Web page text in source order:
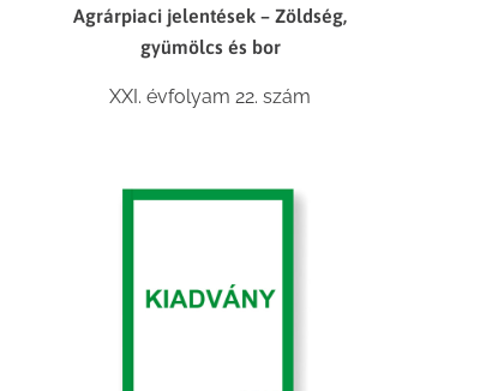
Agrárpiaci jelentések – Zöldség,
gyümölcs és bor
XXI. évfolyam 22. szám